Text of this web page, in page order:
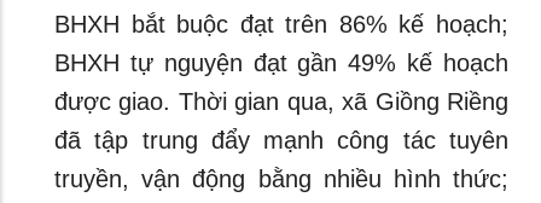
BHXH bắt buộc đạt trên 86% kế hoạch;
BHXH tự nguyện đạt gần 49% kế hoạch
được giao. Thời gian qua, xã Giồng Riềng
đã tập trung đẩy mạnh công tác tuyên
truyền, vận động bằng nhiều hình thức;